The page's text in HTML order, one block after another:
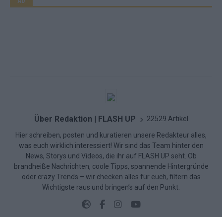
Über Redaktion | FLASH UP 22529 Artikel
Hier schreiben, posten und kuratieren unsere Redakteur alles,
was euch wirklich interessiert! Wir sind das Team hinter den
News, Storys und Videos, die ihr auf FLASH UP seht. Ob
brandheiße Nachrichten, coole Tipps, spannende Hintergründe
oder crazy Trends – wir checken alles für euch, filtern das
Wichtigste raus und bringen’s auf den Punkt.